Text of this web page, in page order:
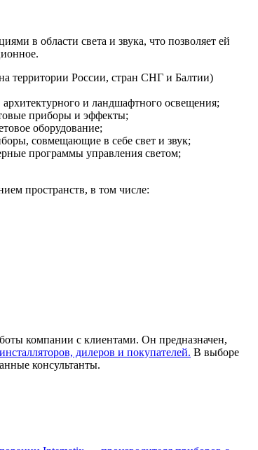
в области света и звука, что позволяет ей
территории России, стран СНГ и Балтии)
и ландшафтного освещения;
приборы и эффекты;
оборудование;
совмещающие в себе свет и звук;
программы управления светом;
пространств, в том числе:
компании с клиентами. Он предназначен,
дилеров и покупателей. В выборе
консультанты.